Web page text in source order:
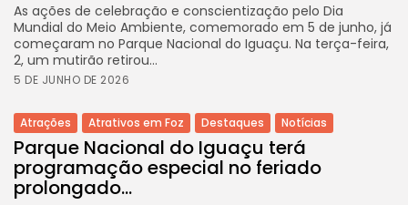
As ações de celebração e conscientização pelo Dia
Mundial do Meio Ambiente, comemorado em 5 de junho, já
começaram no Parque Nacional do Iguaçu. Na terça-feira,
2, um mutirão retirou...
5 DE JUNHO DE 2026
Atrações Atrativos em Foz Destaques Notícias
Parque Nacional do Iguaçu terá
programação especial no feriado
prolongado...